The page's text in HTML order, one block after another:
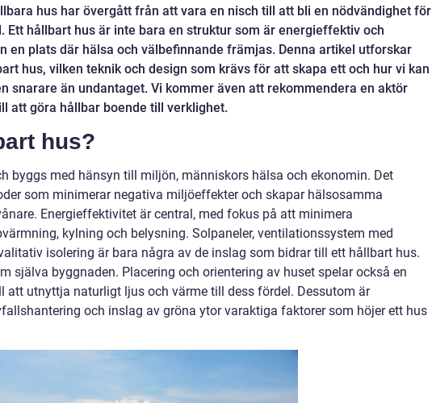
hus har övergått från att vara en nisch till att bli en nödvändighet för
Ett hållbart hus är inte bara en struktur som är energieffektiv och
en plats där hälsa och välbefinnande främjas. Denna artikel utforskar
hus, vilken teknik och design som krävs för att skapa ett och hur vi kan
snarare än undantaget. Vi kommer även att rekommendera en aktör
att göra hållbar boende till verklighet.
hus?
byggs med hänsyn till miljön, människors hälsa och ekonomin. Det
som minimerar negativa miljöeffekter och skapar hälsosamma
Energieffektivitet är central, med fokus på att minimera
kylning och belysning. Solpaneler, ventilationssystem med
isolering är bara några av de inslag som bidrar till ett hållbart hus.
själva byggnaden. Placering och orientering av huset spelar också en
att utnyttja naturligt ljus och värme till dess fördel. Dessutom är
och inslag av gröna ytor varaktiga faktorer som höjer ett hus